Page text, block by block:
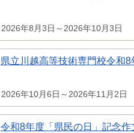
2026年8月3日～2026年10月3日
県立川越高等技術専門校令和
2026年10月6日～2026年11月2日
令和8年度「県民の日」記念